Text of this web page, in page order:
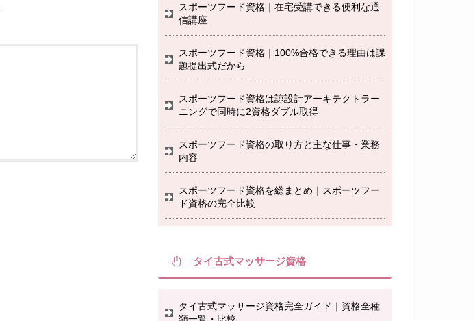
スポーツフード資格｜在宅受講できる便利な通
信講座
スポーツフード資格｜100%合格できる理由は課
題提出式だから
スポーツフード資格は諒設計アーキテクトラー
ニングで同時に2資格ダブル取得
スポーツフード資格の取り方と主な仕事・業務
内容
スポーツフード資格を総まとめ｜スポーツフー
ド資格の完全比較
タイ古式マッサージ資格
タイ古式マッサージ資格完全ガイド｜資格全種